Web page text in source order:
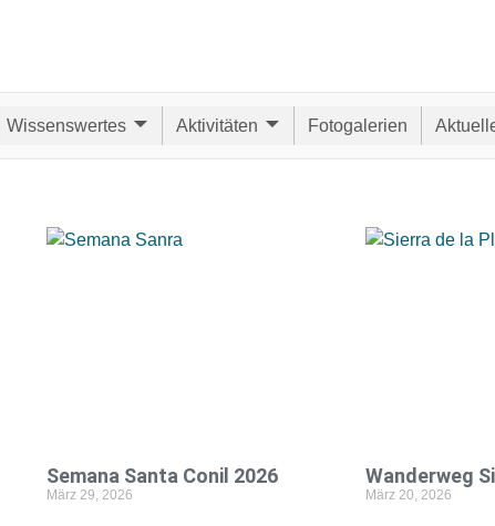
Wissenswertes Aktivitäten Fotogalerien
Semana Santa Conil 2026
März 29, 2026
Wanderweg
März 20, 2026